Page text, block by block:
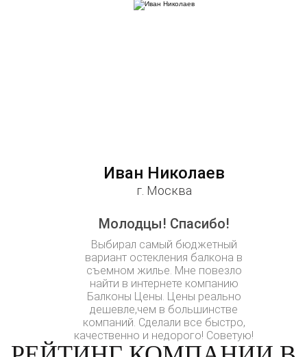
Иван Николаев
г. Москва
Молодцы! Спасибо!
Выбирал самый бюджетный
вариант остекления балкона в
съемном жилье. Мне повезло
найти в интернете компанию
Балконы Цены. Цены реально
дешевле,чем в большинстве
компаний. Сделали все быстро,
качественно и недорого! Советую!